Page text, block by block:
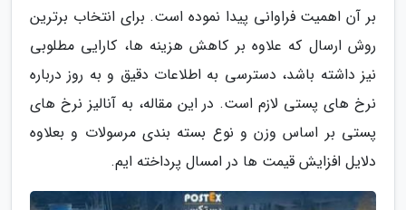
بر آن اهمیت فراوانی پیدا نموده است. برای انتخاب برترین
روش ارسال که علاوه بر کاهش هزینه ها، کارایی مطلوبی
نیز داشته باشد، دسترسی به اطلاعات دقیق و به روز درباره
نرخ های پستی لازم است. در این مقاله، به آنالیز نرخ های
پستی بر اساس وزن و نوع بسته بندی مرسولات و بعلاوه
دلایل افزایش قیمت ها در امسال پرداخته ایم.